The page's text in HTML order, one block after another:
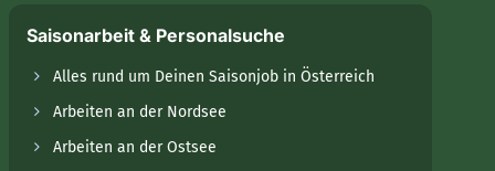
Saisonarbeit & Personalsuche
Alles rund um Deinen Saisonjob in Österreich
Arbeiten an der Nordsee
Arbeiten an der Ostsee